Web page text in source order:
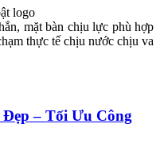
logo
mặt bàn chịu lực phù hợp
thực tế chịu nước chịu va
Đẹp – Tối Ưu Công